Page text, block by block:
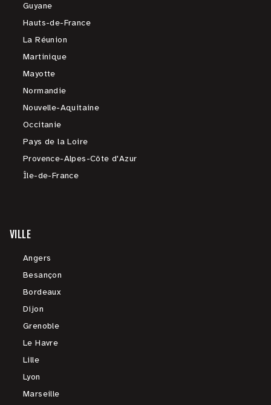
Guyane
Hauts-de-France
La Réunion
Martinique
Mayotte
Normandie
Nouvelle-Aquitaine
Occitanie
Pays de la Loire
Provence-Alpes-Côte d'Azur
Île-de-France
VILLE
Angers
Besançon
Bordeaux
Dijon
Grenoble
Le Havre
Lille
Lyon
Marseille